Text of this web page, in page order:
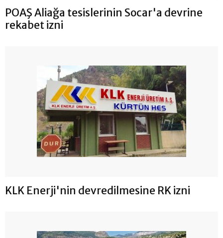
POAŞ Aliağa tesislerinin Socar'a devrine
rekabet izni
KLK Enerji'nin devredilmesine RK izni